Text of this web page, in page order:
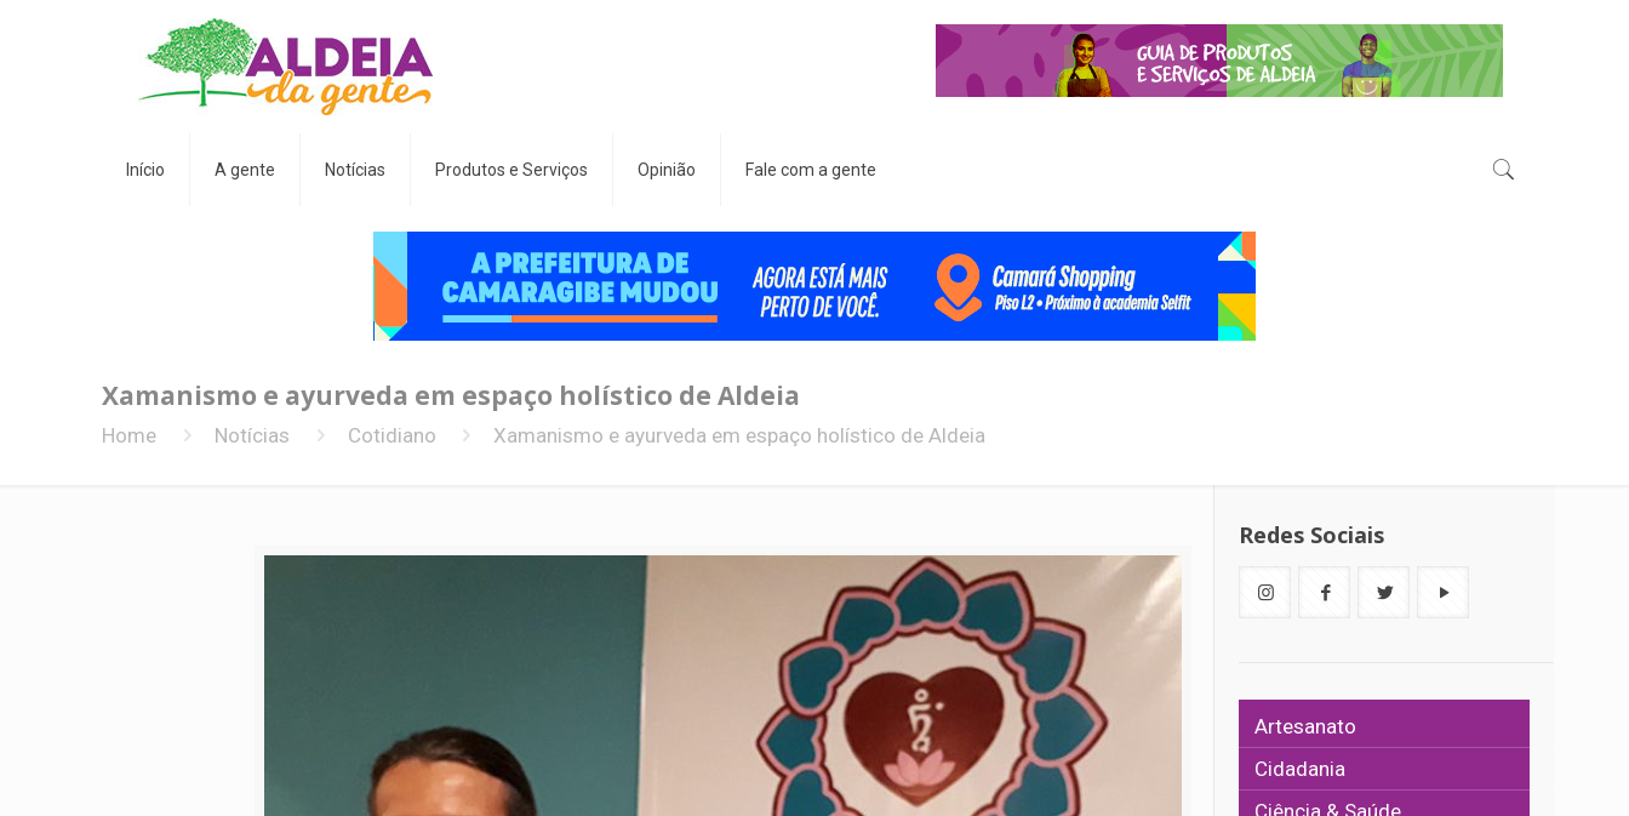
Início A gente Notícias Produtos e Serviços Opinião Fale com a gente
Xamanismo e ayurveda em espaço holístico de Aldeia
Home Notícias Cotidiano Xamanismo e ayurveda em espaço holístico de Aldeia
Redes Sociais
Artesanato
Cidadania
Ciência & Saúde